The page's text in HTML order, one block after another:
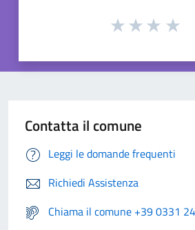
Contatta il comune
Leggi le domande frequenti
Richiedi Assistenza
Chiama il comune +39 0331